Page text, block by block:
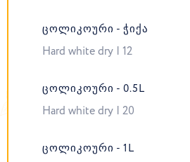
ᲪᲝᲚᲘᲙᲝᲣᲠᲘ - ᲭᲘᲥᲐ
Hard white dry | 12
ᲪᲝᲚᲘᲙᲝᲣᲠᲘ - 0.5L
Hard white dry | 20
ᲪᲝᲚᲘᲙᲝᲣᲠᲘ - 1L